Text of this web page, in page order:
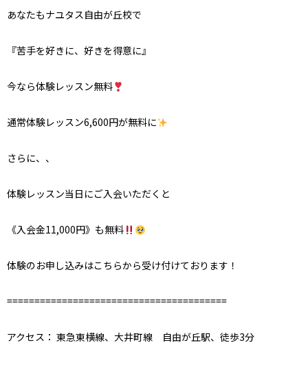
あなたもナユタス自由が丘校で
『苦手を好きに、好きを得意に』
今なら体験レッスン無料
通常体験レッスン6,600円が無料に
さらに、、
体験レッスン当日にご入会いただくと
《入会金11,000円》も無料
体験のお申し込みはこちらから受け付けております！
========================================
アクセス： 東急東横線、大井町線 自由が丘駅、徒歩3分